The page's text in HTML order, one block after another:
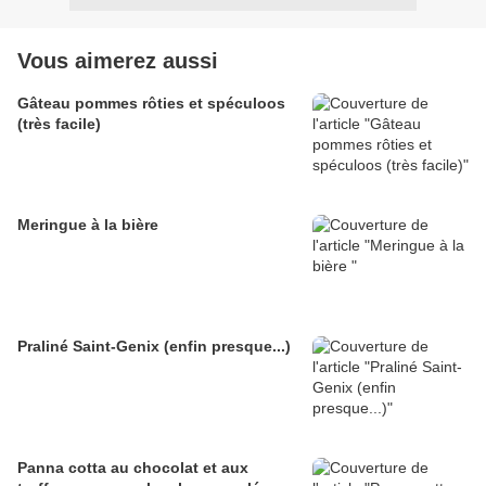
Vous aimerez aussi
Gâteau pommes rôties et spéculoos
(très facile)
Meringue à la bière
Praliné Saint-Genix (enfin presque...)
Panna cotta au chocolat et aux